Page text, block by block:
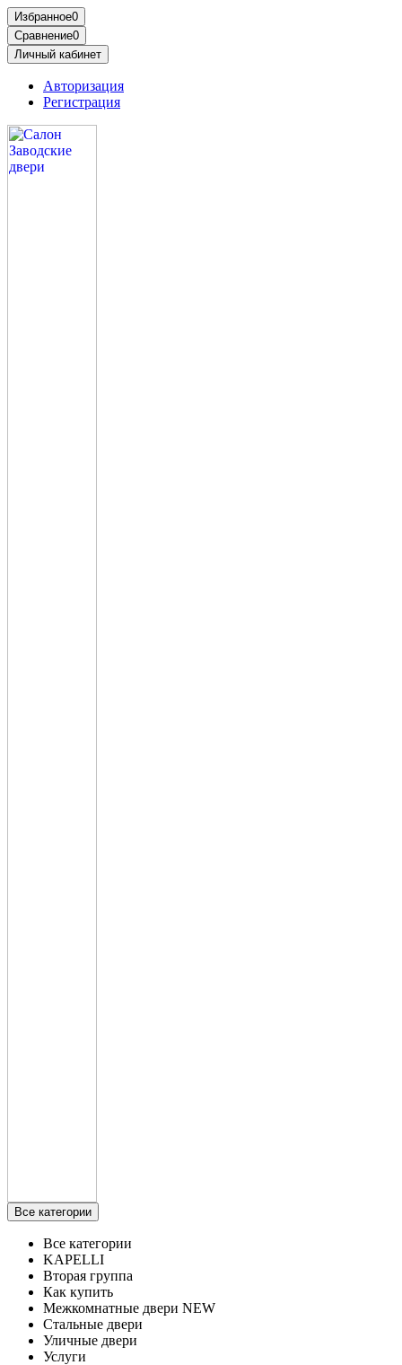
Избранное0
Сравнение0
Личный кабинет
Авторизация
Регистрация
Все категории
Все категории
KAPELLI
Вторая группа
Как купить
Межкомнатные двери NEW
Стальные двери
Уличные двери
Услуги